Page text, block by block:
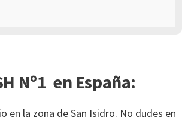
Nº1 en España:
en la zona de San Isidro. No dudes en